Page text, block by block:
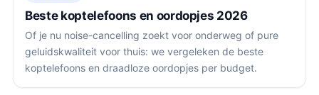
Beste koptelefoons en oordopjes 2026
Of je nu noise-cancelling zoekt voor onderweg of pure
geluidskwaliteit voor thuis: we vergeleken de beste
koptelefoons en draadloze oordopjes per budget.